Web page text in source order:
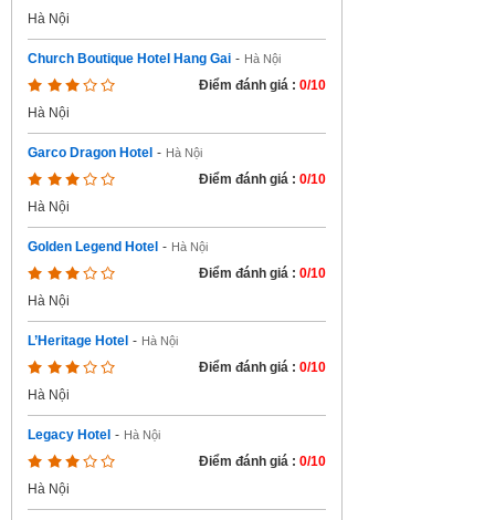
Hà Nội
Church Boutique Hotel Hang Gai - Hà Nội
Điểm đánh giá : 0/10
Hà Nội
Garco Dragon Hotel - Hà Nội
Điểm đánh giá : 0/10
Hà Nội
Golden Legend Hotel - Hà Nội
Điểm đánh giá : 0/10
Hà Nội
L’Heritage Hotel - Hà Nội
Điểm đánh giá : 0/10
Hà Nội
Legacy Hotel - Hà Nội
Điểm đánh giá : 0/10
Hà Nội